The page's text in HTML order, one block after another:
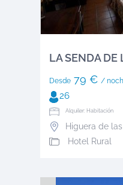
LA SENDA DE
Desde79 € /
26
Alquiler: Habitación
Higuera de
Hotel Rural